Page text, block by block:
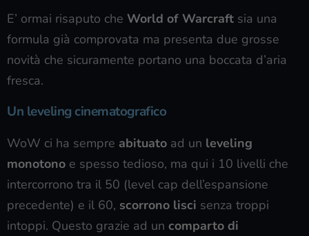
E’ ormai risaputo che World of Warcraft sia una
formula già comprovata ma presenta due grosse
novità che sicuramente portano una boccata d’aria
fresca.
Un leveling cinematografico
WoW ci ha sempre abituato ad un leveling
monotono e spesso tedioso, ma qui i 10 livelli che
intercorrono tra il 50 (level cap dell’espansione
precedente) e il 60, scorrono lisci senza troppi
intoppi. Questo grazie ad un comparto di